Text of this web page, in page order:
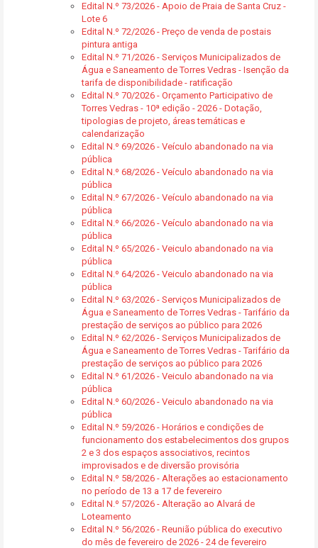
Edital N.º 73/2026 - Apoio de Praia de Santa Cruz -
Lote 6
Edital N.º 72/2026 - Preço de venda de postais
pintura antiga
Edital N.º 71/2026 - Serviços Municipalizados de
Água e Saneamento de Torres Vedras - Isenção da
tarifa de disponibilidade - ratificação
Edital N.º 70/2026 - Orçamento Participativo de
Torres Vedras - 10ª edição - 2026 - Dotação,
tipologias de projeto, áreas temáticas e
calendarização
Edital N.º 69/2026 - Veículo abandonado na via
pública
Edital N.º 68/2026 - Veículo abandonado na via
pública
Edital N.º 67/2026 - Veículo abandonado na via
pública
Edital N.º 66/2026 - Veículo abandonado na via
pública
Edital N.º 65/2026 - Veiculo abandonado na via
pública
Edital N.º 64/2026 - Veiculo abandonado na via
pública
Edital N.º 63/2026 - Serviços Municipalizados de
Água e Saneamento de Torres Vedras - Tarifário da
prestação de serviços ao público para 2026
Edital N.º 62/2026 - Serviços Municipalizados de
Água e Saneamento de Torres Vedras - Tarifário da
prestação de serviços ao público para 2026
Edital N.º 61/2026 - Veiculo abandonado na via
pública
Edital N.º 60/2026 - Veiculo abandonado na via
pública
Edital N.º 59/2026 - Horários e condições de
funcionamento dos estabelecimentos dos grupos
2 e 3 dos espaços associativos, recintos
improvisados e de diversão provisória
Edital N.º 58/2026 - Alterações ao estacionamento
no período de 13 a 17 de fevereiro
Edital N.º 57/2026 - Alteração ao Alvará de
Loteamento
Edital N.º 56/2026 - Reunião pública do executivo
do mês de fevereiro de 2026 - 24 de fevereiro